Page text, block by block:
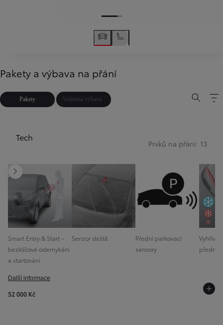
Pakety a výbava na přání
Pakety Volitelná výbava
Tech
Prvků na přání: 13
Další
Smart Entry & Start –
bezklíčové odemykání
a startování
Senzor deště
Přední parkovací
senzory
Další informace
52 000 Kč